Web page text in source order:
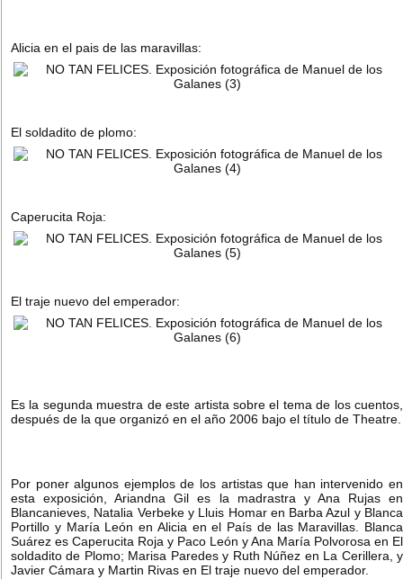
Alicia en el pais de las maravillas:
El soldadito de plomo:
Caperucita Roja:
El traje nuevo del emperador:
Es la segunda muestra de este artista sobre el tema de los cuentos,
después de la que organizó en el año 2006 bajo el título de Theatre.
Por poner algunos ejemplos de los artistas que han intervenido en
esta exposición, Ariandna Gil es la madrastra y Ana Rujas en
Blancanieves, Natalia Verbeke y Lluis Homar en Barba Azul y Blanca
Portillo y María León en Alicia en el País de las Maravillas. Blanca
Suárez es Caperucita Roja y Paco León y Ana María Polvorosa en El
soldadito de Plomo; Marisa Paredes y Ruth Núñez en La Cerillera, y
Javier Cámara y Martin Rivas en El traje nuevo del emperador.